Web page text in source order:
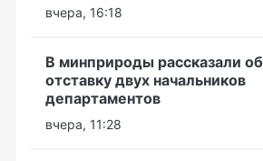
вчера, 16:18
В минприроды рассказали
отставку двух начальников
департаментов
вчера, 11:28